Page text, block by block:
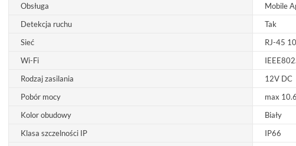
Obsługa
Mobile
Detekcja ruchu
Tak
Sieć
RJ-45
Wi-Fi
Rodzaj zasilania
12V DC
Pobór mocy
max
Kolor obudowy
Biały
Klasa szczelności IP
IP66